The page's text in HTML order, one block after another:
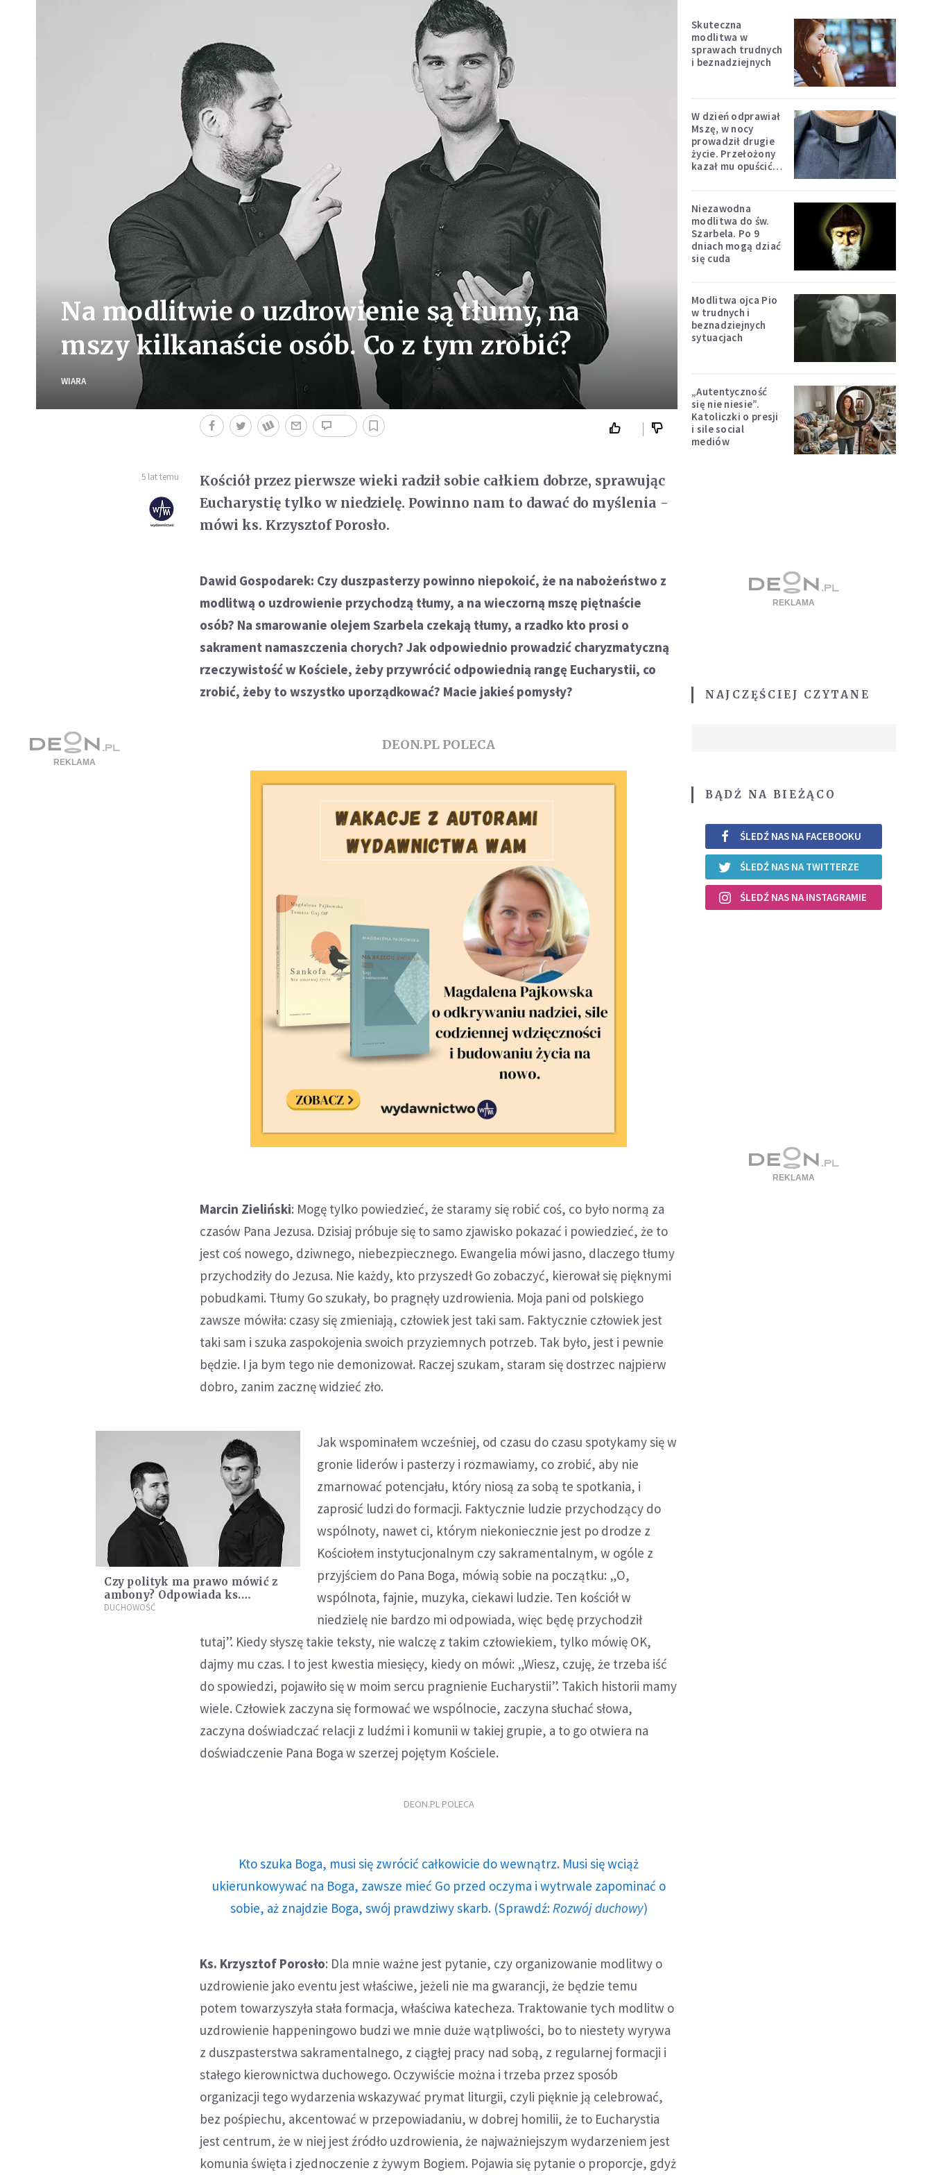
Na modlitwie o uzdrowienie są tłumy, na
mszy kilkanaście osób. Co z tym zrobić?
WIARA
5 lat temu
Kościół przez pierwsze wieki radził sobie całkiem dobrze, sprawując
Eucharystię tylko w niedzielę. Powinno nam to dawać do myślenia -
mówi ks. Krzysztof Porosło.
Dawid Gospodarek: Czy duszpasterzy powinno niepokoić, że na nabożeństwo z
modlitwą o uzdrowienie przychodzą tłumy, a na wieczorną mszę piętnaście
osób? Na smarowanie olejem Szarbela czekają tłumy, a rzadko kto prosi o
sakrament namaszczenia chorych? Jak odpowiednio prowadzić charyzmatyczną
rzeczywistość w Kościele, żeby przywrócić odpowiednią rangę Eucharystii, co
zrobić, żeby to wszystko uporządkować? Macie jakieś pomysły?
DEON.PL POLECA
Marcin Zieliński: Mogę tylko powiedzieć, że staramy się robić coś, co było normą za
czasów Pana Jezusa. Dzisiaj próbuje się to samo zjawisko pokazać i powiedzieć, że to
jest coś nowego, dziwnego, niebezpiecznego. Ewangelia mówi jasno, dlaczego tłumy
przychodziły do Jezusa. Nie każdy, kto przyszedł Go zobaczyć, kierował się pięknymi
pobudkami. Tłumy Go szukały, bo pragnęły uzdrowienia. Moja pani od polskiego
zawsze mówiła: czasy się zmieniają, człowiek jest taki sam. Faktycznie człowiek jest
taki sam i szuka zaspokojenia swoich przyziemnych potrzeb. Tak było, jest i pewnie
będzie. I ja bym tego nie demonizował. Raczej szukam, staram się dostrzec najpierw
dobro, zanim zacznę widzieć zło.
Czy polityk ma prawo mówić z
ambony? Odpowiada ks.
Krzysztof Porosło i Marcin
DUCHOWOŚĆ
Jak wspominałem wcześniej, od czasu do czasu spotykamy się w
gronie liderów i pasterzy i rozmawiamy, co zrobić, aby nie
zmarnować potencjału, który niosą za sobą te spotkania, i
zaprosić ludzi do formacji. Faktycznie ludzie przychodzący do
wspólnoty, nawet ci, którym niekoniecznie jest po drodze z
Kościołem instytucjonalnym czy sakramentalnym, w ogóle z
przyjściem do Pana Boga, mówią sobie na początku: „O,
wspólnota, fajnie, muzyka, ciekawi ludzie. Ten kościół w
niedzielę nie bardzo mi odpowiada, więc będę przychodził
tutaj”. Kiedy słyszę takie teksty, nie walczę z takim człowiekiem, tylko mówię OK,
dajmy mu czas. I to jest kwestia miesięcy, kiedy on mówi: „Wiesz, czuję, że trzeba iść
do spowiedzi, pojawiło się w moim sercu pragnienie Eucharystii”. Takich historii mamy
wiele. Człowiek zaczyna się formować we wspólnocie, zaczyna słuchać słowa,
zaczyna doświadczać relacji z ludźmi i komunii w takiej grupie, a to go otwiera na
doświadczenie Pana Boga w szerzej pojętym Kościele.
DEON.PL POLECA
Kto szuka Boga, musi się zwrócić całkowicie do wewnątrz. Musi się wciąż
ukierunkowywać na Boga, zawsze mieć Go przed oczyma i wytrwale zapominać o
sobie, aż znajdzie Boga, swój prawdziwy skarb. (Sprawdź: Rozwój duchowy)
Ks. Krzysztof Porosło: Dla mnie ważne jest pytanie, czy organizowanie modlitwy o
uzdrowienie jako eventu jest właściwe, jeżeli nie ma gwarancji, że będzie temu
potem towarzyszyła stała formacja, właściwa katecheza. Traktowanie tych modlitw o
uzdrowienie happeningowo budzi we mnie duże wątpliwości, bo to niestety wyrywa
z duszpasterstwa sakramentalnego, z ciągłej pracy nad sobą, z regularnej formacji i
stałego kierownictwa duchowego. Oczywiście można i trzeba przez sposób
organizacji tego wydarzenia wskazywać prymat liturgii, czyli pięknie ją celebrować,
bez pośpiechu, akcentować w przepowiadaniu, w dobrej homilii, że to Eucharystia
jest centrum, że w niej jest źródło uzdrowienia, że najważniejszym wydarzeniem jest
komunia święta i zjednoczenie z żywym Bogiem. Pojawia się pytanie o proporcje, gdyż
Skuteczna
modlitwa w
sprawach trudnych
i beznadziejnych
W dzień odprawiał
Mszę, w nocy
prowadził drugie
życie. Przełożony
kazał mu opuścić
Niezawodna
modlitwa do św.
Szarbela. Po 9
dniach mogą dziać
się cuda
Modlitwa ojca Pio
w trudnych i
beznadziejnych
sytuacjach
„Autentyczność
się nie niesie”.
Katoliczki o presji
i sile social
mediów
NAJCZĘŚCIEJ CZYTANE
BĄDŹ NA BIEŻĄCO
ŚLEDŹ NAS NA FACEBOOKU
ŚLEDŹ NAS NA TWITTERZE
ŚLEDŹ NAS NA INSTAGRAMIE